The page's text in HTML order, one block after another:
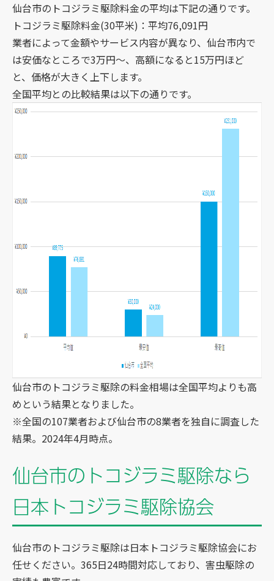
仙台市のトコジラミ駆除料金の平均は下記の通りです。
トコジラミ駆除料金(30平米)：平均76,091円
業者によって金額やサービス内容が異なり、仙台市内で
は安価なところで3万円～、高額になると15万円ほど
と、価格が大きく上下します。
全国平均との比較結果は以下の通りです。
仙台市のトコジラミ駆除の料金相場は全国平均よりも高
めという結果となりました。
※全国の107業者および仙台市の8業者を独自に調査した
結果。2024年4月時点。
仙台市のトコジラミ駆除なら
日本トコジラミ駆除協会
仙台市のトコジラミ駆除は日本トコジラミ駆除協会にお
任せください。365日24時間対応しており、害虫駆除の